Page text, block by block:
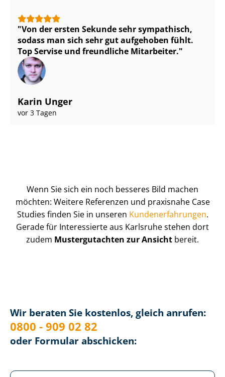
Von der ersten Sekunde sehr sympathisch,
sodass man sich sehr gut aufgehoben fühlt.
Top Servise und freundliche Mitarbeiter.
Karin Unger
vor 3 Tagen
Wenn Sie sich ein noch besseres Bild machen
möchten: Weitere Referenzen und praxisnahe Case
Studies finden Sie in unseren Kun­de­n­er­fah­run­gen.
Gerade für Interessierte aus Karlsruhe stehen dort
zudem Mustergutachten zur Ansicht bereit.
Wir beraten Sie kostenlos, gleich anrufen:
0800 - 909 02 82
oder Formular abschicken: